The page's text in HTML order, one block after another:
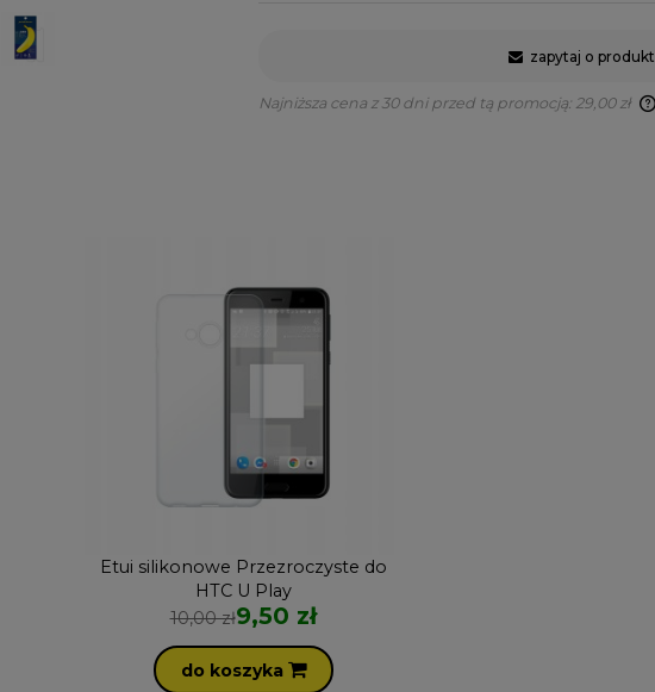
zapytaj o produkt
Najniższa cena z 30 dni przed tą promocją: 29,00 zł
Etui silikonowe Przezroczyste do
HTC U Play
10,00 zł9,50 zł
do koszyka